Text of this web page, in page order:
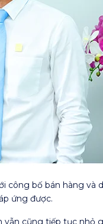
bố bán hàng và
ứng được.
cũng tiếp tục nhỏ